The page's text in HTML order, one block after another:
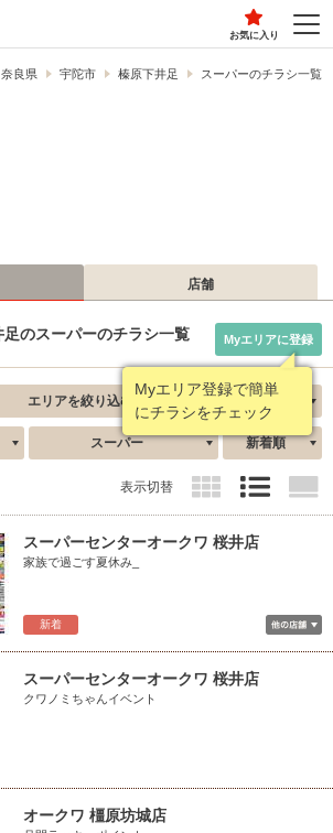
お気に入り
奈良県 宇陀市 榛原下井足 スーパーのチラシ一覧
店舗
のスーパーのチラシ一覧
Myエリア登録で簡単
にチラシをチェック
Myエリアに登録
エリアを絞り込む
スーパー 新着順
表示切替
新着
スーパーセンターオークワ 桜井店
家族で過ごす夏休み_
スーパーセンターオークワ 桜井店
クワノミちゃんイベント
オークワ 橿原坊城店